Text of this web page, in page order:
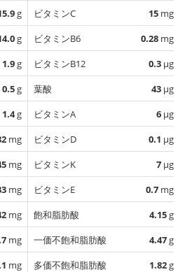
g
g
1.9g
0.5g
1.4g
mg
mg
mg
mg
mg
mg
ビタミンC
15 mg
ビタミンB6
0.28 mg
ビタミンB12
0.3 µg
葉酸
43 µg
ビタミンA
6 µg
ビタミンD
0.1 µg
ビタミンK
7 µg
ビタミンE
0.7 mg
飽和脂肪酸
4.15g
一価不飽和脂肪酸
4.47g
多価不飽和脂肪酸
1.82g